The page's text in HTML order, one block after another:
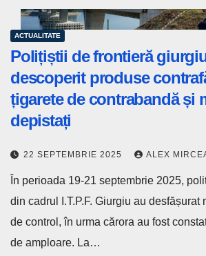
ACTUALITATE
Polițiștii de frontieră
descoperit produse
țigarete de contrabandă și
depistați
22 SEPTEMBRIE 2025 ALEX
În perioada 19-21 septembrie 2025,
din cadrul I.T.P.F. Giurgiu au desfășurat
de control, în urma cărora au fost
de amploare. La…